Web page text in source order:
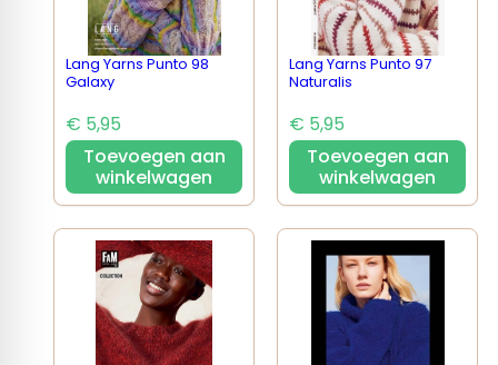
Lang Yarns Punto 98
Galaxy
€ 5,95
Toevoegen aan
winkelwagen
Lang Yarns Punto 97
Naturalis
€ 5,95
Toevoegen aan
winkelwagen